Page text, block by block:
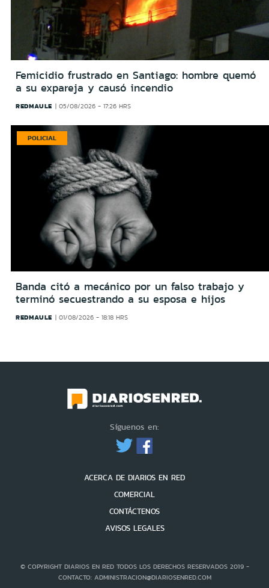
Femicidio frustrado en Santiago: hombre quemó
a su expareja y causó incendio
REDMAULE 05/08/2026 - 17:26 HRS
POLICIAL
Banda citó a mecánico por un falso trabajo y
terminó secuestrando a su esposa e hijos
REDMAULE 01/08/2026 - 18:18 HRS
Síguenos en:
ACERCA DE DIARIOS EN RED
COMERCIAL
CONTÁCTENOS
AVISOS LEGALES
© COPYRIGHT DIARIOS EN RED TODOS LOS DERECHOS RESERVADOS 2019 -
CONTACTO: ADMINISTRACION@DIARIOSENRED.COM